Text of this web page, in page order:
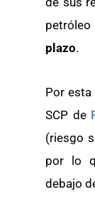
petróleo
plazo.
Por esta
SCP de
(riesgo
por lo
debajo